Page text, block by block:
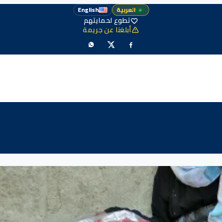
العربية English
تطوع لحمايتهم
أبلغنا عن جريمة